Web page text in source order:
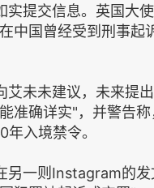
实提交信息。英国大
中国曾经受到刑事起
艾未未建议，未来提
准确详实"，并警告
年入境禁令。
另一则Instagram的发